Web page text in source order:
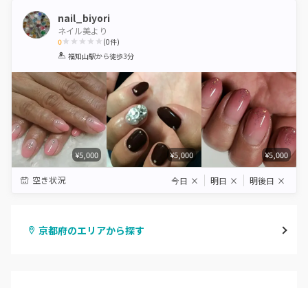
nail_biyori
ネイル美より
0
1 2 3 4 5
(0件)
福知山駅から徒歩3分
¥5,000 ¥5,000 ¥5,000
空き状況 今日 × 明日 × 明後日 ×
京都府のエリアから探す